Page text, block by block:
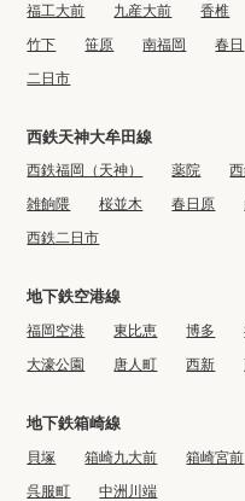
福工大前 九産大前 香椎
竹下
笹原 南福岡 春日
二日市
西鉄天神大牟田線
西鉄福岡（天神） 薬院
雑餉隈
桜並木 春日原
西鉄二日市
地下鉄空港線
福岡空港 東比恵 博多
大濠公園
唐人町 西新
地下鉄箱崎線
貝塚 箱崎九大前 箱崎宮前
呉服町
中洲川端